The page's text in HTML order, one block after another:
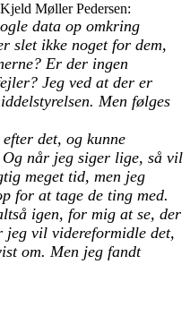
Møller Pedersen:
data op omkring
slet ikke noget for dem,
Er der ingen
Jeg ved at der er
Men følges
det, og kunne
når jeg siger lige, så vil
meget tid, men jeg
for at tage de ting med.
igen, for mig at se, der
jeg vil videreformidle det,
om. Men jeg fandt